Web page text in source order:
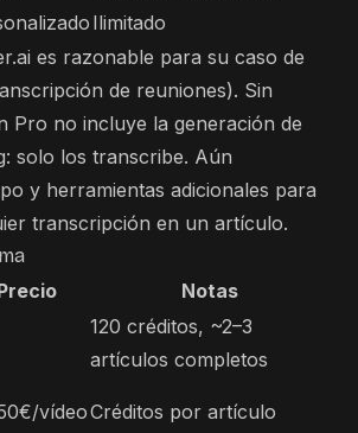
Ilimitado
es razonable para su caso de
de reuniones). Sin
Pro no incluye la generación de
solo los transcribe. Aún
y herramientas adicionales para
transcripción en un artículo.
Notas
120 créditos, ~2–3
artículos completos
vídeoCréditos por artículo